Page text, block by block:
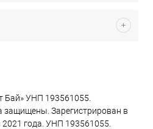
Бай» УНП 193561055.
защищены. Зарегистрирован в
года. УНП 193561055.